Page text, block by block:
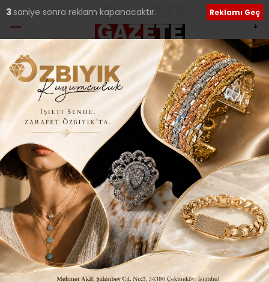
Ana Sayfa›Kültür Sanat
ÜMRANİYE’DE OKUR
YAZAR BULUŞMASI
Giriş: 10-02-2015 21:52 228 Kültür Sanat Yerel Haberler
ABONE OL
2 saniye sonra reklam kapanacaktır. Reklamı Geç